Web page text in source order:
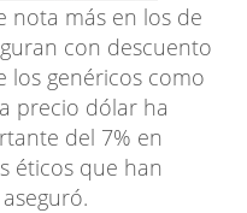
nota más en los de
con descuento
los genéricos como
precio dólar ha
del 7% en
éticos que han